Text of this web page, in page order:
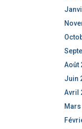
Août
Juin
Avril